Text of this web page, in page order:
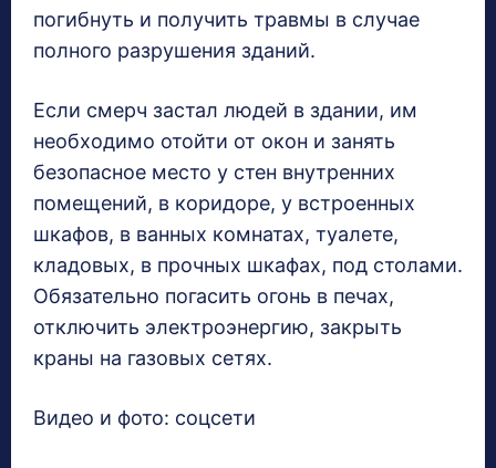
погибнуть и получить травмы в случае
полного разрушения зданий.
Если смерч застал людей в здании, им
необходимо отойти от окон и занять
безопасное место у стен внутренних
помещений, в коридоре, у встроенных
шкафов, в ванных комнатах, туалете,
кладовых, в прочных шкафах, под столами.
Обязательно погасить огонь в печах,
отключить электроэнергию, закрыть
краны на газовых сетях.
Видео и фото: соцсети